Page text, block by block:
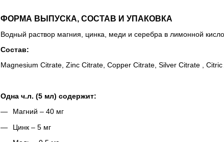
ФОРМА ВЫПУСКА, СОСТАВ И УПАКОВКА
Водный раствор магния, цинка, меди и серебра в лимонной
Состав:
Magnesium Citrate, Zinc Citrate, Copper Citrate, Silver Citrate ,
Одна ч.л. (5 мл) содержит:
Магний – 40 мг
Цинк – 5 мг